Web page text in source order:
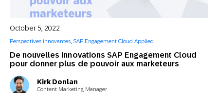
De nouvelles innovations SAP Engagement Cloud
pour donner plus de pouvoir aux marketeurs
October 5, 2022
Perspectives innovantes, SAP Engagement Cloud Applied
Kirk Donlan
Content Marketing Manager